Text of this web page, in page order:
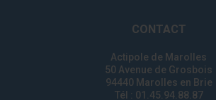
CONTACT
Actipole de Marolles
50 Avenue de Grosbois
94440 Marolles en Brie
Tél : 01.45.94.88.87